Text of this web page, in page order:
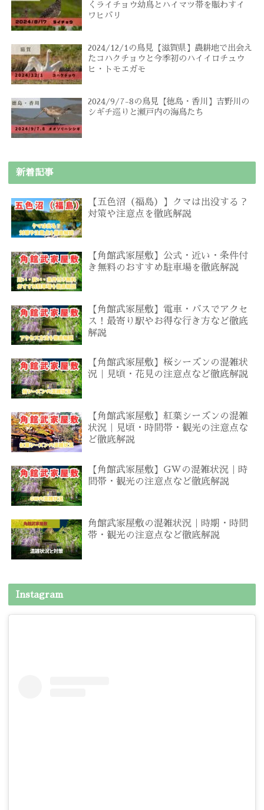
くライチョウ幼鳥とハイマツ帯を賑わすイ
ワヒバリ
2024/12/1の鳥見【滋賀県】農耕地で出会え
たコハクチョウと今季初のハイイロチュウ
ヒ・トモエガモ
2024/9/7-8の鳥見【徳島・香川】吉野川の
シギチ巡りと瀬戸内の海鳥たち
新着記事
【五色沼（福島）】クマは出没する？
対策や注意点を徹底解説
【角館武家屋敷】公式・近い・条件付
き無料のおすすめ駐車場を徹底解説
【角館武家屋敷】電車・バスでアクセ
ス！最寄り駅やお得な行き方など徹底
解説
【角館武家屋敷】桜シーズンの混雑状
況｜見頃・花見の注意点など徹底解説
【角館武家屋敷】紅葉シーズンの混雑
状況｜見頃・時間帯・観光の注意点な
ど徹底解説
【角館武家屋敷】GWの混雑状況｜時
間帯・観光の注意点など徹底解説
角館武家屋敷の混雑状況｜時期・時間
帯・観光の注意点など徹底解説
Instagram